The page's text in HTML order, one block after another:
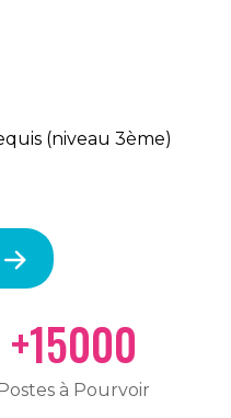
(niveau 3ème)
+15000
à Pourvoir